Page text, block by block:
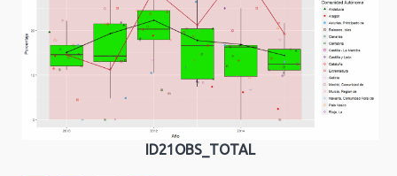
ID21OBS_TOTAL